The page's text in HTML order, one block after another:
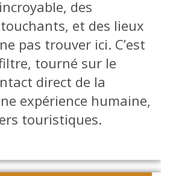
des
et des lieux
pas trouver ici. C’est
tourné sur le
direct de la
expérience humaine,
touristiques.